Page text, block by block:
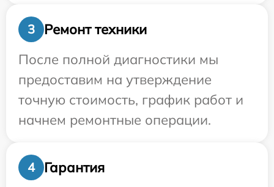
3
Ремонт техники
После полной диагностики мы
предоставим на утверждение
точную стоимость, график работ и
начнем ремонтные операции.
4 Гарантия